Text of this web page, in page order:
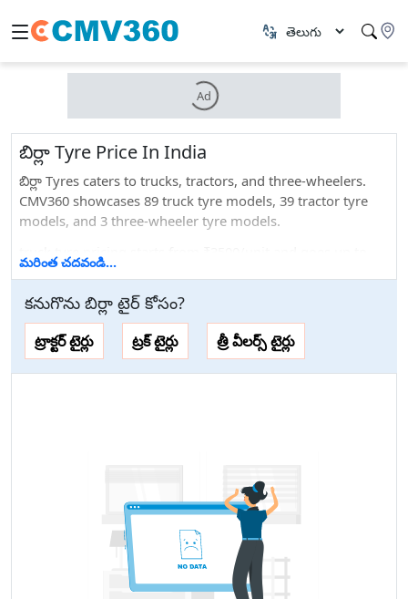
Ad
బిర్లా Tyre Price In India
బిర్లా Tyres caters to trucks, tractors, and three-wheelers.
CMV360 showcases 89 truck tyre models, 39 tractor tyre
models, and 3 three-wheeler tyre models.
truck tyre pricing starts from ₹3500/unit and goes up to
₹25000/unit, tractor tyre pricing starts from ₹15200/unit
and goes up to ₹19000/unit, and three-wheeler tyre pricing
is currently not available.
If we talk about the different sizes that they offer: 0 truck
tyre sizes, 0 tractor tyre sizes, and 0 three-wheeler tyre
more for బిర్లా tyres here. On top of that, you can also
compare బిర్లా tyres with any of the other particular tyre
brands that are available in the market.
Popular బిర్లా Tyre Price
Tyre Model Name
Price Range
మరింత చదవండి...
కనుగొను బిర్లా టైర్ కోసం?
ట్రాక్టర్ టైర్లు ట్రక్ టైర్లు త్రీ వీలర్స్ టైర్లు